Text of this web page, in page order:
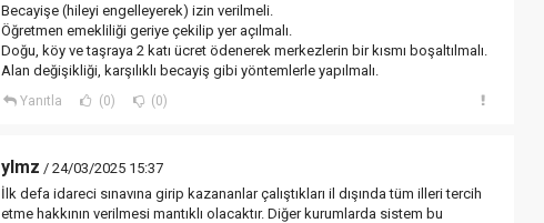
Becayişe (hileyi engelleyerek) izin verilmeli.
Öğretmen emekliliği geriye çekilip yer açılmalı.
Doğu, köy ve taşraya 2 katı ücret ödenerek merkezlerin bir kısmı boşaltılmalı.
Alan değişikliği, karşılıklı becayiş gibi yöntemlerle yapılmalı.
Yanıtla (0) (0)
ylmz / 24/03/2025 15:37
İlk defa idareci sınavına girip kazananlar çalıştıkları il dışında tüm illeri tercih
etme hakkının verilmesi mantıklı olacaktır. Diğer kurumlarda sistem bu